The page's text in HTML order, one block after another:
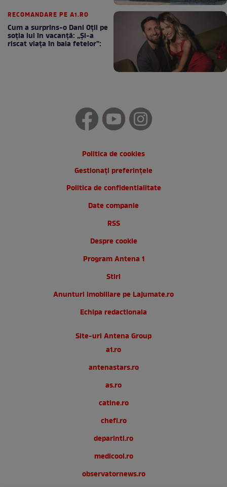
RECOMANDARE PE A1.RO
Cum a surprins-o Dani Oțil pe
soția lui în vacanță: „Și-a
riscat viața în baia fetelor”:
Politica de cookies
Gestionați preferințele
Politica de confidentialitate
Date companie
RSS
Despre cookie
Program Antena 1
Stiri
Anunturi imobiliare pe Lajumate.ro
Echipa redactionala
Site-uri Antena Group
a1.ro
antenastars.ro
as.ro
catine.ro
chefi.ro
deparinti.ro
medicool.ro
observatornews.ro